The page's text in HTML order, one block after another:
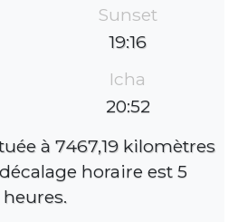
Sunset
19:16
Icha
20:52
à 7467,19 kilomètres
horaire est 5
heures.